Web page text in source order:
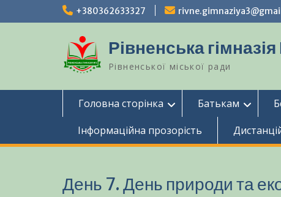
+380362633327
Рівненська
Рівненської міської ради
Головна сторінка Батькам
Інформаційна прозорість
День 7. День природи та